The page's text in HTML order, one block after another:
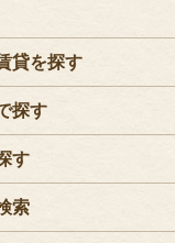
貸を探す
探す
す
索